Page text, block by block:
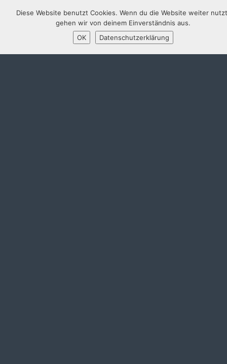
Diese Website benutzt Cookies. Wenn du die Website weiter
gehen wir von deinem Einverständnis aus.
OK
Datenschutzerklärung